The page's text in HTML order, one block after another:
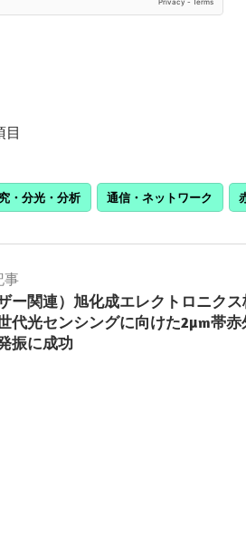
目
・分光・分析 通信・ネットワーク
事
ザー関連）旭化成エレクトロニク
代光センシングに向けた2µm帯赤
振に成功